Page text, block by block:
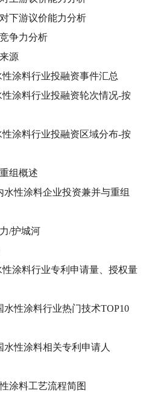
下游议价能力分析
争力分析
源
性涂料行业投融资事件汇总
性涂料行业投融资轮次情况-按
性涂料行业投融资区域分布-按
组概述
水性涂料企业投资兼并与重组
/护城河
性涂料行业专利申请量、授权量
水性涂料行业热门技术TOP10
水性涂料相关专利申请人
涂料工艺流程简图